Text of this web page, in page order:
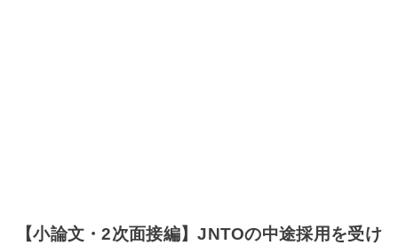
【小論文・2次面接編】JNTOの中途採用を受け